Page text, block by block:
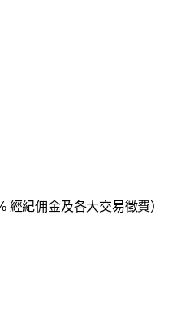
經紀佣金及各大交易徵費）